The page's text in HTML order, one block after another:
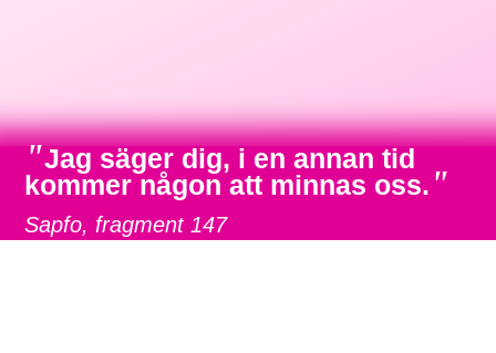
"Jag säger dig, i en annan tid
kommer någon att minnas oss. "
Sapfo, fragment 147